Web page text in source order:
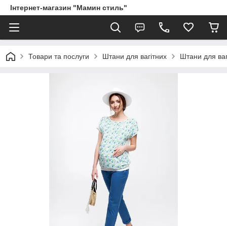
Інтернет-магазин "Мамин стиль"
Товари та послуги Штани для вагітних Штани для